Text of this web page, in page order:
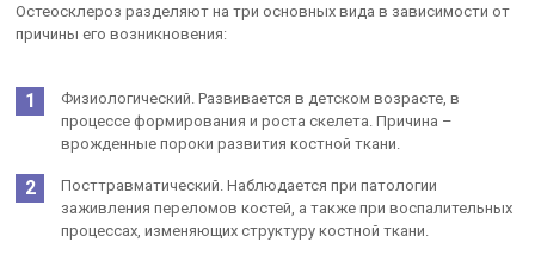
Остеосклероз разделяют на три основных вида в зависимости от
причины его возникновения:
Физиологический. Развивается в детском возрасте, в
процессе формирования и роста скелета. Причина –
врожденные пороки развития костной ткани.
Посттравматический. Наблюдается при патологии
заживления переломов костей, а также при воспалительных
процессах, изменяющих структуру костной ткани.